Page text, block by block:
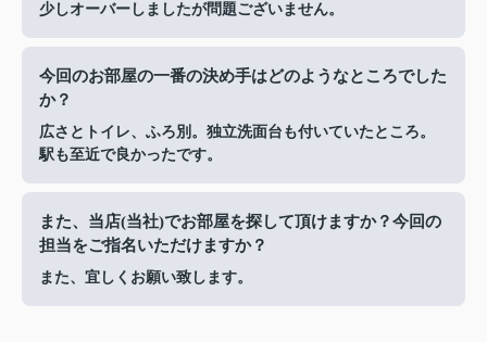
少しオーバーしましたが問題ございません。
今回のお部屋の一番の決め手はどのようなところでした
か？
広さとトイレ、ふろ別。独立洗面台も付いていたところ。
駅も至近で良かったです。
また、当店(当社)でお部屋を探して頂けますか？今回の
担当をご指名いただけますか？
また、宜しくお願い致します。